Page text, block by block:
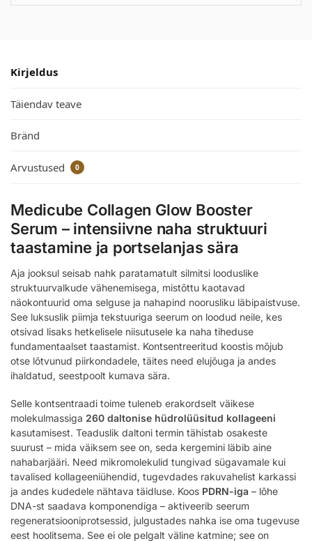
Kirjeldus
Täiendav teave
Bränd
Arvustused 0
Medicube Collagen Glow Booster
Serum – intensiivne naha struktuuri
taastamine ja portselanjas sära
Aja jooksul seisab nahk paratamatult silmitsi looduslike
struktuurvalkude vähenemisega, mistõttu kaotavad
näokontuurid oma selguse ja nahapind noorusliku läbipaistvuse.
See luksuslik piimja tekstuuriga seerum on loodud neile, kes
otsivad lisaks hetkelisele niisutusele ka naha tiheduse
fundamentaalset taastamist. Kontsentreeritud koostis mõjub
otse lõtvunud piirkondadele, täites need elujõuga ja andes
ihaldatud, seestpoolt kumava sära.
Selle kontsentraadi toime tuleneb erakordselt väikese
molekulmassiga 260 daltonise hüdrolüüsitud kollageeni
kasutamisest. Teaduslik daltoni termin tähistab osakeste
suurust – mida väiksem see on, seda kergemini läbib aine
nahabarjääri. Need mikromolekulid tungivad sügavamale kui
tavalised kollageeniühendid, tugevdades rakuvahelist karkassi
ja andes kudedele nähtava täidluse. Koos PDRN-iga – lõhe
DNA-st saadava komponendiga – aktiveerib seerum
regeneratsiooniprotsessid, julgustades nahka ise oma tugevuse
eest hoolitsema. See ei ole pelgalt väline katmine; see on